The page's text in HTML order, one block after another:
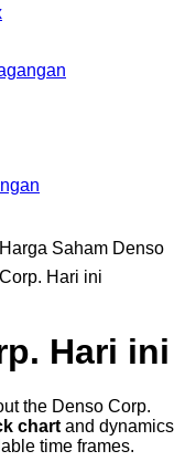
Harga Saham Denso
Corp. Hari ini
Hari ini
the Denso Corp.
chart and dynamics
time frames.